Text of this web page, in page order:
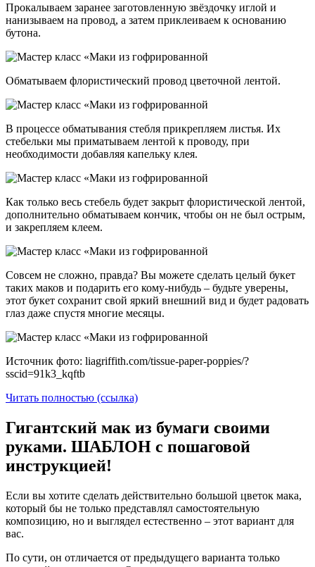
Прокалываем заранее заготовленную звёздочку иглой и
нанизываем на провод, а затем приклеиваем к основанию
бутона.
Обматываем флористический провод цветочной лентой.
В процессе обматывания стебля прикрепляем листья. Их
стебельки мы приматываем лентой к проводу, при
необходимости добавляя капельку клея.
Как только весь стебель будет закрыт флористической лентой,
дополнительно обматываем кончик, чтобы он не был острым,
и закрепляем клеем.
Совсем не сложно, правда? Вы можете сделать целый букет
таких маков и подарить его кому-нибудь – будьте уверены,
этот букет сохранит свой яркий внешний вид и будет радовать
глаз даже спустя многие месяцы.
Источник фото: liagriffith.com/tissue-paper-poppies/?
sscid=91k3_kqftb
Читать полностью (ссылка)
Гигантский мак из бумаги своими
руками. ШАБЛОН с пошаговой
инструкцией!
Если вы хотите сделать действительно большой цветок мака,
который бы не только представлял самостоятельную
композицию, но и выглядел естественно – этот вариант для
вас.
По сути, он отличается от предыдущего варианта только